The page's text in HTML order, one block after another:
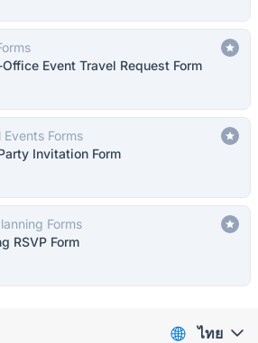
Event Travel Request Form
Events Forms
Invitation Form
Forms
RSVP Form
ไทย